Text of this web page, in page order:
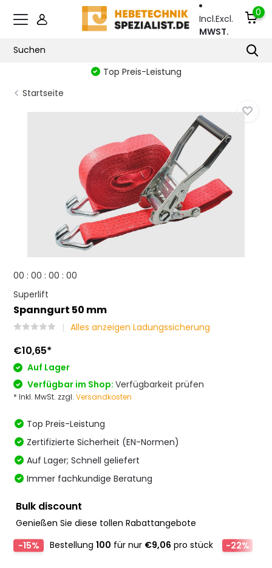
Incl.Excl.
MWST.
0
Top Preis-Leistung
Startseite
00 :00 :00 :00
Superlift
Spanngurt 50 mm
Alles anzeigen Ladungssicherung
€10,65*
Auf Lager
Verfügbar im Shop:Verfügbarkeit prüfen
* Inkl. MwSt. zzgl.Versandkosten
Top Preis-Leistung
Zertifizierte Sicherheit (EN-Normen)
Auf Lager; Schnell geliefert
Immer fachkundige Beratung
Bulk discount
Genießen Sie diese tollen Rabattangebote
-15%
Bestellung100 für nur €9,06 pro stück -22%